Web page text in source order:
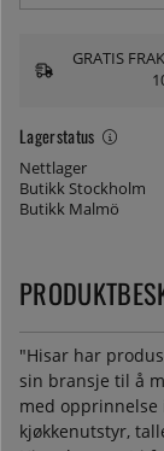
Lagerstatus
Nettlager
Butikk Stockholm
Butikk Malmö
GRATIS
"Hisar har
sin bransje til å
med
kjøkkenutstyr,